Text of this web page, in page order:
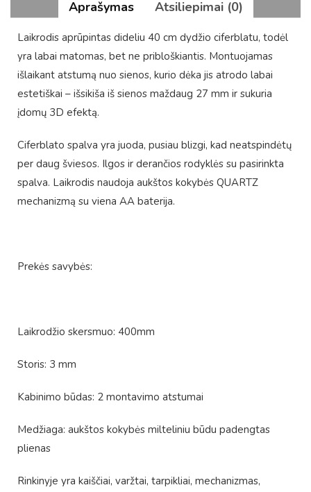
Aprašymas Atsiliepimai (0)
Laikrodis aprūpintas dideliu 40 cm dydžio ciferblatu, todėl
yra labai matomas, bet ne pribloškiantis. Montuojamas
išlaikant atstumą nuo sienos, kurio dėka jis atrodo labai
estetiškai – išsikiša iš sienos maždaug 27 mm ir sukuria
įdomų 3D efektą.
Ciferblato spalva yra juoda, pusiau blizgi, kad neatspindėtų
per daug šviesos. Ilgos ir derančios rodyklės su pasirinkta
spalva. Laikrodis naudoja aukštos kokybės QUARTZ
mechanizmą su viena AA baterija.
Prekės savybės:
Laikrodžio skersmuo: 400mm
Storis: 3 mm
Kabinimo būdas: 2 montavimo atstumai
Medžiaga: aukštos kokybės milteliniu būdu padengtas
plienas
Rinkinyje yra kaiščiai, varžtai, tarpikliai, mechanizmas,